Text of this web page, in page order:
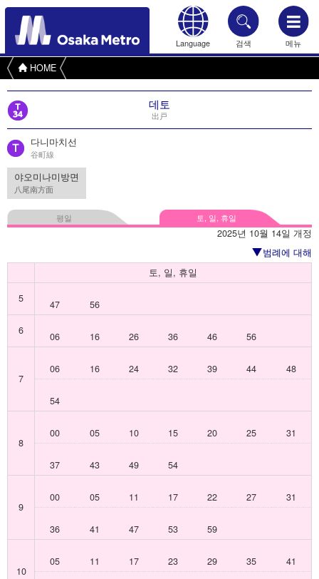
Language 검색 메뉴
HOME
데토
出戸
다니마치선
谷町線
야오미나미방면
八尾南方面
평일 토, 일, 휴일
2025년 10월 14일 개정
범례에 대해
토, 일, 휴일
5
47
56
6
06 16 26 36 46 56
7
06 16 24 32 39 44 48
54
8
00 05 10 15 20 25 31
37 43 49 54
9
00 05 11 17 22 27 31
36 41 47 53 59
10
05 11 17 23 29 35 41